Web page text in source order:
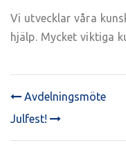
Vi utvecklar våra
hjälp. Mycket viktiga
POST
NAVIGATION
Avdelningsmöte
Julfest!